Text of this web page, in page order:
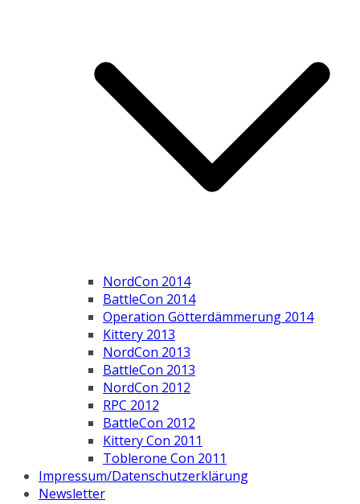
NordCon 2014
BattleCon 2014
Operation Götterdämmerung 2014
Kittery 2013
NordCon 2013
BattleCon 2013
NordCon 2012
RPC 2012
BattleCon 2012
Kittery Con 2011
Toblerone Con 2011
Impressum/Datenschutzerklärung
Newsletter